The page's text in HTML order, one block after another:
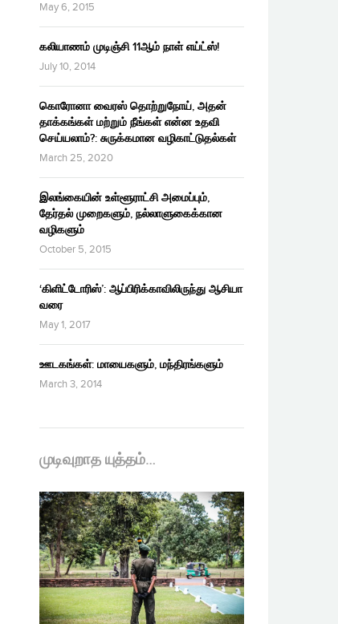
May 6, 2015
கலியாணம் முடிஞ்சி 11ஆம் நாள் எய்ட்ஸ்!
July 10, 2014
கொரோனா வைரஸ் தொற்றுநோய், அதன்
தாக்கங்கள் மற்றும் நீங்கள் என்ன உதவி
செய்யலாம்?: சுருக்கமான வழிகாட்டுதல்கள்
March 25, 2020
இலங்கையின் உள்ளூராட்சி அமைப்பும்,
தேர்தல் முறைகளும், நல்லாளுகைக்கான
வழிகளும்
October 5, 2015
‘கிளிட்டோரிஸ்’: ஆப்பிரிக்காவிலிருந்து ஆசியா
வரை
May 1, 2017
ஊடகங்கள்: மாயைகளும், மந்திரங்களும்
March 3, 2014
முடிவுறாத யுத்தம்…